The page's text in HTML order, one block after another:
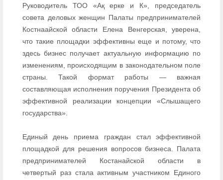
Руководитель ТОО «Ақ ерке и К», председатель
совета деловых женщин Палаты предпринимателей
Костнаайской области Елена Венгерская, уверена,
что такие площадки эффективны еще и потому, что
здесь бизнес получает актуальную информацию по
изменениям, происходящим в законодательном поле
страны. Такой формат работы — важная
составляющая исполнения поручения Президента об
эффективной реализации концепции «Слышащего
государства».
Единый день приема граждан стал эффективной
площадкой для решения вопросов бизнеса. Палата
предпринимателей Костанайской области в
четвертый раз стала активным участником Единого